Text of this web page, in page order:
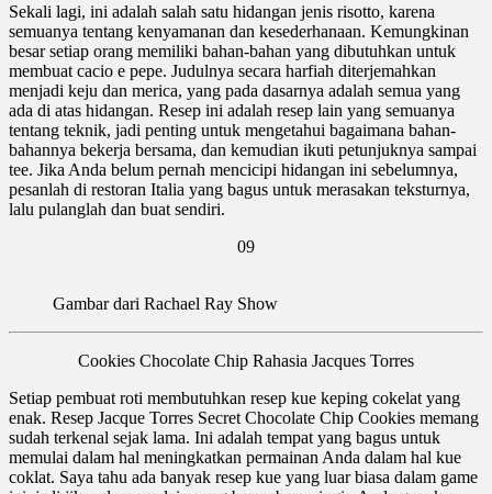
Sekali lagi, ini adalah salah satu hidangan jenis risotto, karena
semuanya tentang kenyamanan dan kesederhanaan. Kemungkinan
besar setiap orang memiliki bahan-bahan yang dibutuhkan untuk
membuat cacio e pepe. Judulnya secara harfiah diterjemahkan
menjadi keju dan merica, yang pada dasarnya adalah semua yang
ada di atas hidangan. Resep ini adalah resep lain yang semuanya
tentang teknik, jadi penting untuk mengetahui bagaimana bahan-
bahannya bekerja bersama, dan kemudian ikuti petunjuknya sampai
tee. Jika Anda belum pernah mencicipi hidangan ini sebelumnya,
pesanlah di restoran Italia yang bagus untuk merasakan teksturnya,
lalu pulanglah dan buat sendiri.
09
Gambar dari Rachael Ray Show
Cookies Chocolate Chip Rahasia Jacques Torres
Setiap pembuat roti membutuhkan resep kue keping cokelat yang
enak. Resep Jacque Torres Secret Chocolate Chip Cookies memang
sudah terkenal sejak lama. Ini adalah tempat yang bagus untuk
memulai dalam hal meningkatkan permainan Anda dalam hal kue
coklat. Saya tahu ada banyak resep kue yang luar biasa dalam game